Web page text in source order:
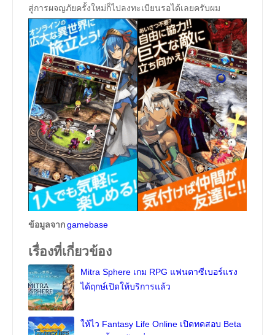
สู่การผจญภัยครั้งใหม่ก็ไปลงทะเบียนรอได้เลยครับผม
ข้อมูลจากgamebase
เรื่องที่เกี่ยวข้อง
Mitra Sphere เกม RPG แฟนตาซีเบอร์แรง
ได้ฤกษ์เปิดให้บริการแล้ว
ให้ไว Fantasy Life Online เปิดทดสอบ Beta